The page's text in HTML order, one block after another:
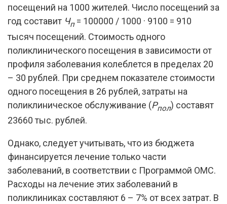
посещений на 1000 жителей. Число посещений за
год составит Чп= 100000 / 1000 · 9100 = 910
тысяч посещений. Стоимость одного
поликлинического посещения в зависимости от
профиля заболевания колеблется в пределах 20
– 30 рублей. При среднем показателе стоимости
одного посещения в 26 рублей, затраты на
поликлиническое обслуживание (Рпол) составят
23660 тыс. рублей.
Однако, следует учитывать, что из бюджета
финансируется лечение только части
заболеваний, в соответствии с Программой ОМС.
Расходы на лечение этих заболеваний в
поликлиниках составляют 6 – 7% от всех затрат. В